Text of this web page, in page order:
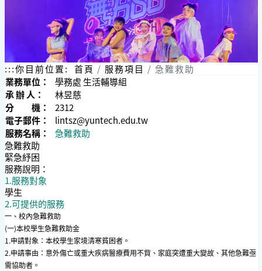
:::你目前位置: 首頁 服務項目
急難救助
業務單位：
學務處 生活輔導組
承 辦 人：
林昱慈
分 機：
2312
電子郵件：
lintsz@yuntech.edu.tw
服務名稱：
急難救助
急難救助
緊急紓困
服務說明：
1.服務對象
學生
2.可提供的服務
一、校內急難救助
(一)本校學生急難救助金
1.申請對象：本校學生家境清寒貧困者。
2.申請事由：意外傷亡或重大疾病醫療費用不貲、家庭突遭重大變故、其他急難亟
需協助者。